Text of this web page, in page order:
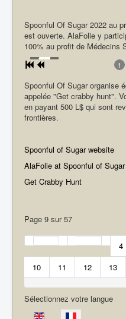
Spoonful Of Sugar 2022 au
est ouverte. AlaFolie y
100% au profit de Médecins
1
Spoonful Of Sugar organise
appelée "Get crabby hunt".
en payant 500 L$ qui sont
frontières.
Spoonful of Sugar website
AlaFolie at Spoonful of Sugar
Get Crabby Hunt
Page 9 sur 57
4
10
11 12
13
Sélectionnez votre langue